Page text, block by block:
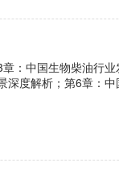
：中国生物柴油行
度解析；第6章：